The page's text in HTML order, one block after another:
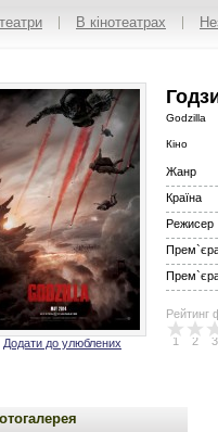
В кінотеатрах
Додати до улюблених
Godzilla
Кіно
Жанр
Країна
Режисер
Прем`єра
Прем`єра
Рейтинг
1 2 3